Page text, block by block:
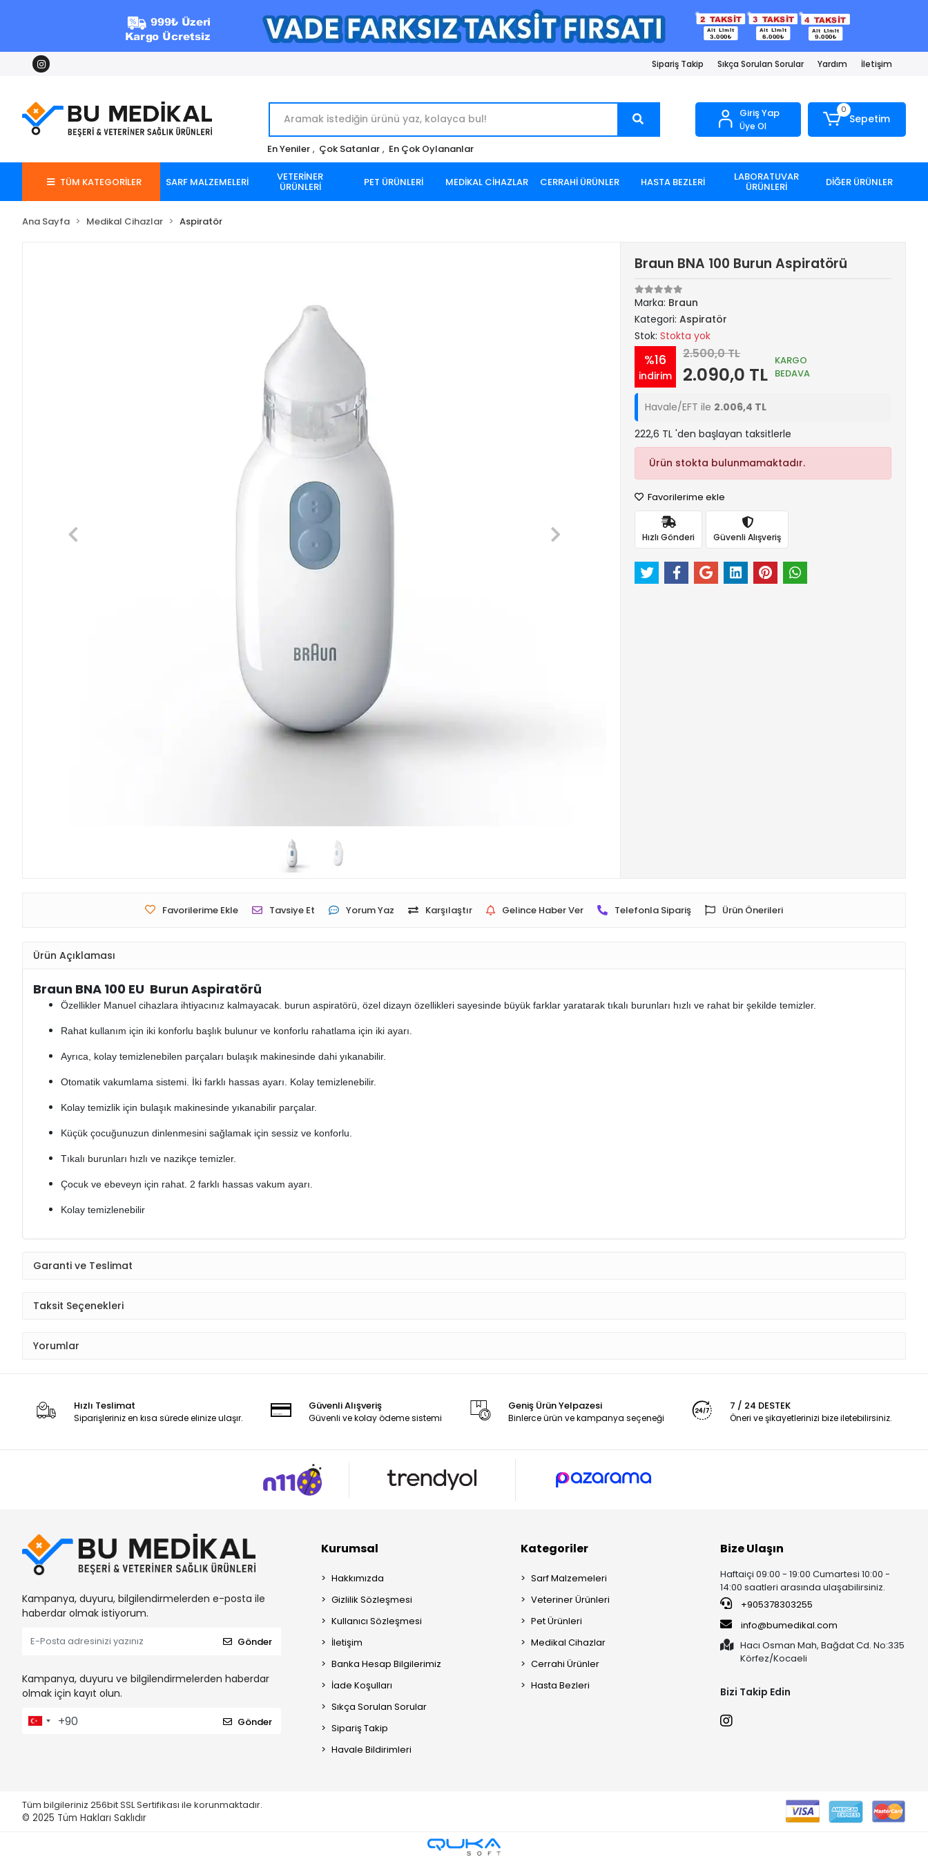
Sipariş Takip Sıkça Sorulan Sorular Yardım İletişim
En Yeniler , Çok Satanlar , En Çok Oylananlar
Giriş Yap
Üye Ol
0
Sepetim
TÜM KATEGORİLER SARF MALZEMELERİ VETERİNER
ÜRÜNLERİ PET ÜRÜNLERİ MEDİKAL CİHAZLAR CERRAHİ ÜRÜNLER HASTA BEZLERİ LABORATUVAR
ÜRÜNLERİ DİĞER ÜRÜNLER
Ana Sayfa Medikal Cihazlar Aspiratör
Braun BNA 100 Burun Aspiratörü
Marka: Braun
Kategori:Aspiratör
Stok:Stokta yok
%16
indirim
2.500,0 TL
2.090,0 TL
KARGO
BEDAVA
Havale/EFT ile 2.006,4 TL
222,6 TL 'den başlayan taksitlerle
Ürün stokta bulunmamaktadır.
Favorilerime ekle
Hızlı Gönderi Güvenli Alışveriş
Favorilerime Ekle Tavsiye Et Yorum Yaz Karşılaştır Gelince Haber Ver Telefonla Sipariş Ürün Önerileri
Ürün Açıklaması
Braun BNA 100 EU Burun Aspiratörü
Özellikler Manuel cihazlara ihtiyacınız kalmayacak. burun aspiratörü, özel dizayn özellikleri sayesinde büyük farklar yaratarak tıkalı burunları hızlı ve rahat bir şekilde temizler.
Rahat kullanım için iki konforlu başlık bulunur ve konforlu rahatlama için iki ayarı.
Ayrıca, kolay temizlenebilen parçaları bulaşık makinesinde dahi yıkanabilir.
Otomatik vakumlama sistemi. İki farklı hassas ayarı. Kolay temizlenebilir.
Kolay temizlik için bulaşık makinesinde yıkanabilir parçalar.
Küçük çocuğunuzun dinlenmesini sağlamak için sessiz ve konforlu.
Tıkalı burunları hızlı ve nazikçe temizler.
Çocuk ve ebeveyn için rahat. 2 farklı hassas vakum ayarı.
Kolay temizlenebilir
Garanti ve Teslimat
Taksit Seçenekleri
Yorumlar
Hızlı Teslimat
Siparişleriniz en kısa sürede elinize ulaşır.
Güvenli Alışveriş
Güvenli ve kolay ödeme sistemi
Geniş Ürün Yelpazesi
Binlerce ürün ve kampanya seçeneği
7 / 24 DESTEK
Öneri ve şikayetlerinizi bize iletebilirsiniz.
Kampanya, duyuru, bilgilendirmelerden e-posta ile
haberdar olmak istiyorum.
Gönder
Kampanya, duyuru ve bilgilendirmelerden haberdar
olmak için kayıt olun.
Gönder
Kurumsal
Hakkımızda
Gizlilik Sözleşmesi
Kullanıcı Sözleşmesi
İletişim
Banka Hesap Bilgilerimiz
İade Koşulları
Sıkça Sorulan Sorular
Sipariş Takip
Havale Bildirimleri
Kategoriler
Sarf Malzemeleri
Veteriner Ürünleri
Pet Ürünleri
Medikal Cihazlar
Cerrahi Ürünler
Hasta Bezleri
Bize Ulaşın
Haftaiçi 09:00 - 19:00 Cumartesi 10:00 -
14:00 saatleri arasında ulaşabilirsiniz.
+905378303255
info@bumedikal.com
Hacı Osman Mah, Bağdat Cd. No:335
Körfez/Kocaeli
Bizi Takip Edin
Tüm bilgileriniz 256bit SSL Sertifikası ile korunmaktadır.
© 2025 Tüm Hakları Saklıdır